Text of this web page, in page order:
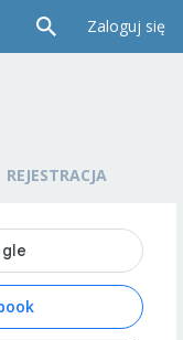
Zaloguj się
REJESTRACJA